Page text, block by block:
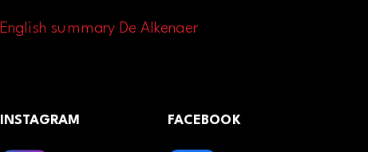
English summary De Alkenaer
INSTAGRAM FACEBOOK